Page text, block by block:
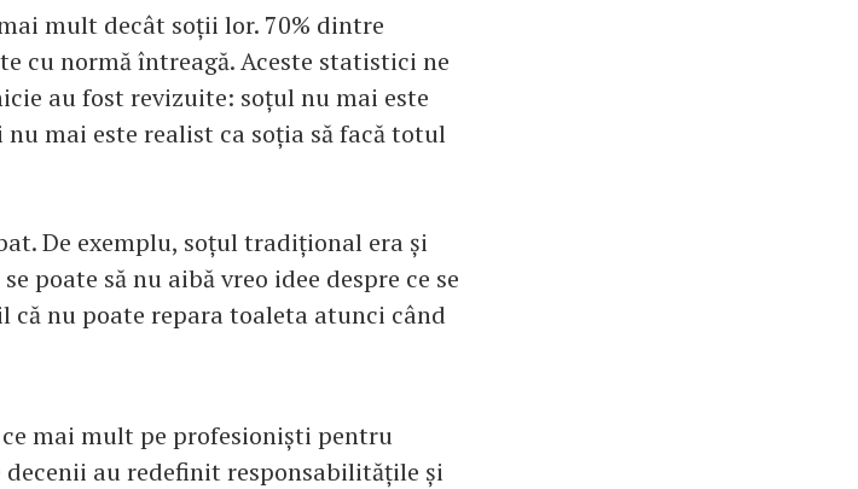
mult decât soții lor. 70% dintre
cu normă întreagă. Aceste statistici ne
au fost revizuite: soțul nu mai este
mai este realist ca soția să facă totul
De exemplu, soțul tradițional era și
poate să nu aibă vreo idee despre ce se
nu poate repara toaleta atunci când
mai mult pe profesioniști pentru
au redefinit responsabilitățile și